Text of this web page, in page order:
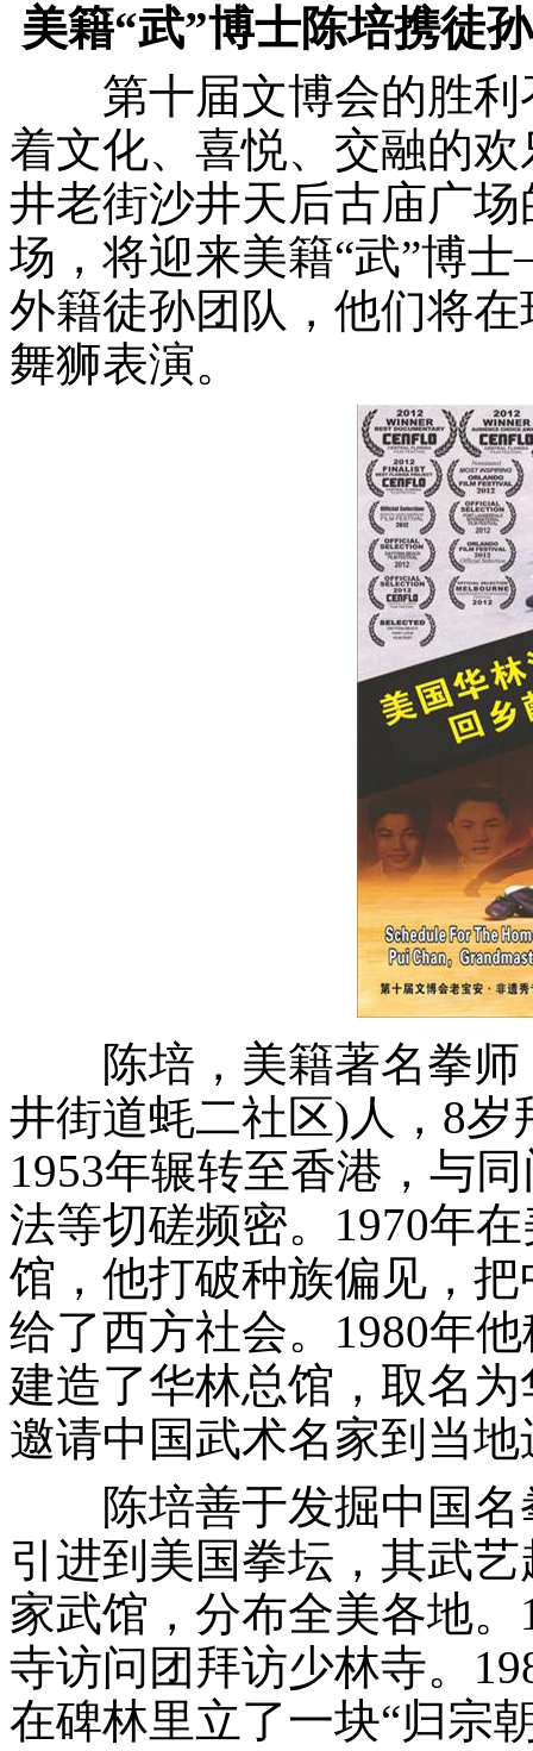
美籍“武”博士陈培携徒
第十届文博会的胜利
着文化、喜悦、交融的
井老街沙井天后古庙广场
场，将迎来美籍“武”博
外籍徒孙团队，他们将
舞狮表演。
陈培，美籍著名拳师
井街道蚝二社区)人，8
1953年辗转至香港，与
法等切磋频密。1970年
馆，他打破种族偏见，
给了西方社会。1980年
建造了华林总馆，取名
邀请中国武术名家到当
陈培善于发掘中国名
引进到美国拳坛，其武
家武馆，分布全美各地
寺访问团拜访少林寺。
在碑林里立了一块“归宗